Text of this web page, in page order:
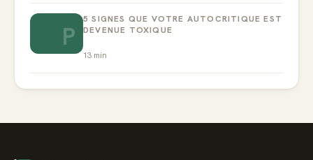
P
5 SIGNES QUE VOTRE AUTOCRITIQUE EST
DEVENUE TOXIQUE
13 min